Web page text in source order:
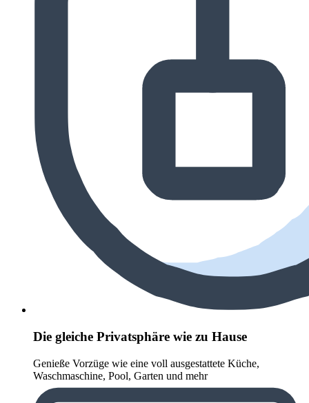
Die gleiche Privatsphäre wie zu Hause
Genieße Vorzüge wie eine voll ausgestattete Küche,
Waschmaschine, Pool, Garten und mehr